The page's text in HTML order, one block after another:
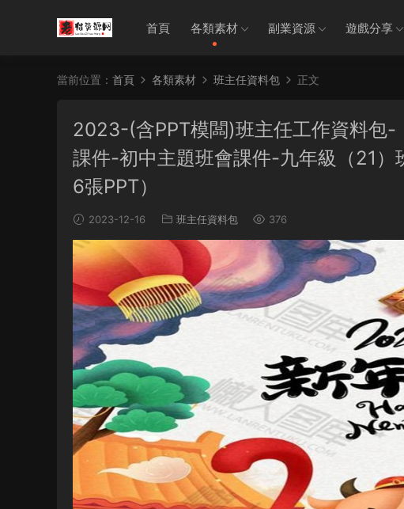
首頁 各類素材 副業資源 遊戲分享
當前位置： 首頁 各類素材 班主任資料包 正文
2023-(含PPT模闆)班主任工作資料包-
課件-初中主題班會課件-九年級（21
6張PPT）
2023-12-16 班主任資料包 376